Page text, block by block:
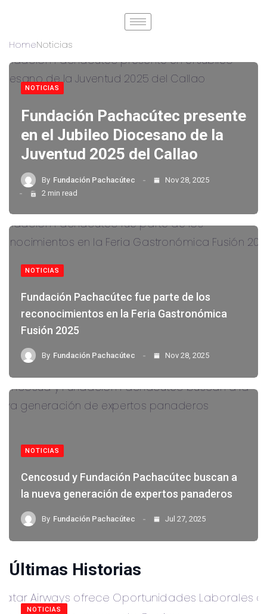
HomeNoticias
NOTICIAS
Fundación Pachacútec presente
en el Jubileo Diocesano de la
Juventud 2025 del Callao
By Fundación Pachacútec
Nov 28, 2025
2 min read
NOTICIAS
Fundación Pachacútec fue parte de los
reconocimientos en la Feria Gastronómica
Fusión 2025
By Fundación Pachacútec Nov 28, 2025
NOTICIAS
Cencosud y Fundación Pachacútec buscan a
la nueva generación de expertos panaderos
By Fundación Pachacútec Jul 27, 2025
Últimas Historias
NOTICIAS